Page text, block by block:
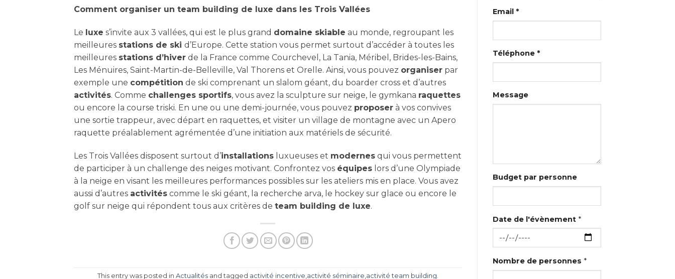
Comment organiser un team building de luxe dans les Trois Vallées
Le luxe s’invite aux 3 vallées, qui est le plus grand domaine skiable au monde, regroupant les
meilleures stations de ski d’Europe. Cette station vous permet surtout d’accéder à toutes les
meilleures stations d’hiver de la France comme Courchevel, La Tania, Méribel, Brides-les-Bains,
Les Ménuires, Saint-Martin-de-Belleville, Val Thorens et Orelle. Ainsi, vous pouvez organiser par
exemple une compétition de ski comprenant un slalom géant, du boarder cross et d’autres
activités. Comme challenges sportifs, vous avez la sculpture sur neige, le gymkana raquettes
ou encore la course triski. En une ou une demi-journée, vous pouvez proposer à vos convives
une sortie trappeur, avec départ en raquettes, et visiter un village de montagne avec un Apero
raquette préalablement agrémentée d’une initiation aux matériels de sécurité.
Les Trois Vallées disposent surtout d’installations luxueuses et modernes qui vous permettent
de participer à un challenge des neiges motivant. Confrontez vos équipes lors d’une Olympiade
à la neige en visant les meilleures performances possibles sur les ateliers mis en place. Vous avez
aussi d’autres activités comme le ski géant, la recherche arva, le hockey sur glace ou encore le
golf sur neige qui répondent tous aux critères de team building de luxe.
This entry was posted in Actualitésand tagged activité incentive,activité séminaire,activité team building.
Email *
Téléphone *
Message
Budget par personne
Date de l'évènement *
Nombre de personnes *